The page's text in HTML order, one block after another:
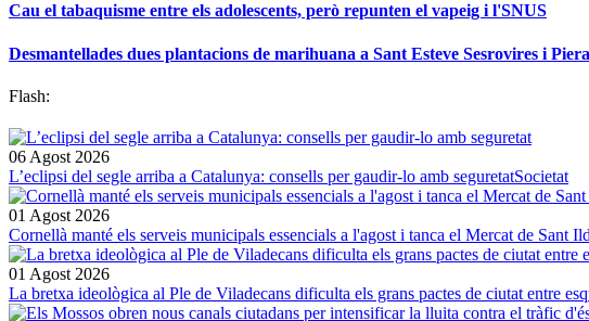
Cau el tabaquisme entre els adolescents, però repunten el vapeig i l'SNUS
Desmantellades dues plantacions de marihuana a Sant Esteve Sesrovires i
Flash:
06 Agost 2026
L’eclipsi del segle arriba a Catalunya: consells per gaudir-lo amb seguretatSocietat
01 Agost 2026
Cornellà manté els serveis municipals essencials a l'agost i tanca el Mercat de Sant
01 Agost 2026
La bretxa ideològica al Ple de Viladecans dificulta els grans pactes de ciutat entre